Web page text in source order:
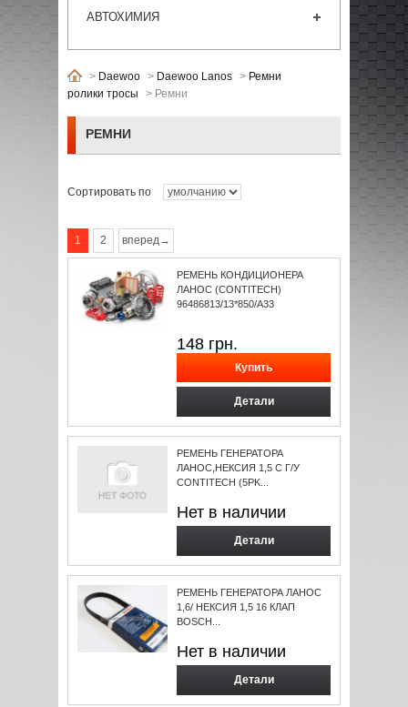
АВТОХИМИЯ
> Daewoo > Daewoo Lanos > Ремни
ролики тросы
> Ремни
РЕМНИ
Сортировать по
1 2 вперед→
РЕМЕНЬ КОНДИЦИОНЕРА
ЛАНОС (CONTITECH)
96486813/13*850/A33
148 грн.
Детали
РЕМЕНЬ ГЕНЕРАТОРА
ЛАНОС,НЕКСИЯ 1,5 С Г/У
CONTITECH (5PK...
Нет в наличии
Детали
РЕМЕНЬ ГЕНЕРАТОРА ЛАНОС
1,6/ НЕКСИЯ 1,5 16 КЛАП
BOSCH...
Нет в наличии
Детали